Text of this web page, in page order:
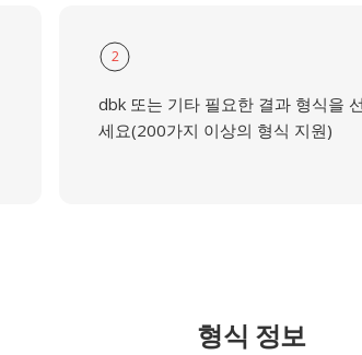
2
dbk 또는 기타 필요한 결과 형식을
세요(200가지 이상의 형식 지원)
형식 정보